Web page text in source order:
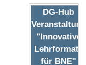
DG-Hub
Veranstaltung
"Innovative
Lehrformate
für BNE"